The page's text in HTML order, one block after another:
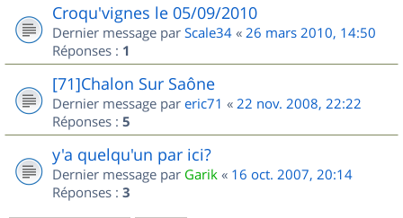
Croqu'vignes le 05/09/2010
Dernier message par Scale34 « 26 mars 2010, 14:50
Réponses : 1
[71]Chalon Sur Saône
Dernier message par eric71 « 22 nov. 2008, 22:22
Réponses : 5
y'a quelqu'un par ici?
Dernier message par Garik « 16 oct. 2007, 20:14
Réponses : 3